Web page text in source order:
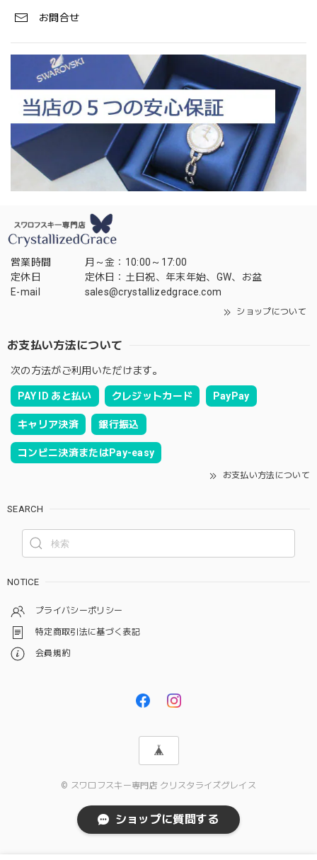
お問合せ
営業時間
月～金：10:00～17:00
定休日
定休日：土日祝、年末年始、GW、お盆
E-mail
sales@crystallizedgrace.com
ショップについて
お支払い方法について
次の方法がご利用いただけます。
PAY ID あと払い クレジットカード PayPay
キャリア決済 銀行振込
コンビニ決済またはPay-easy
お支払い方法について
SEARCH
NOTICE
プライバシーポリシー
特定商取引法に基づく表記
会員規約
© スワロフスキー専門店 クリスタライズグレイス
ショップに質問する